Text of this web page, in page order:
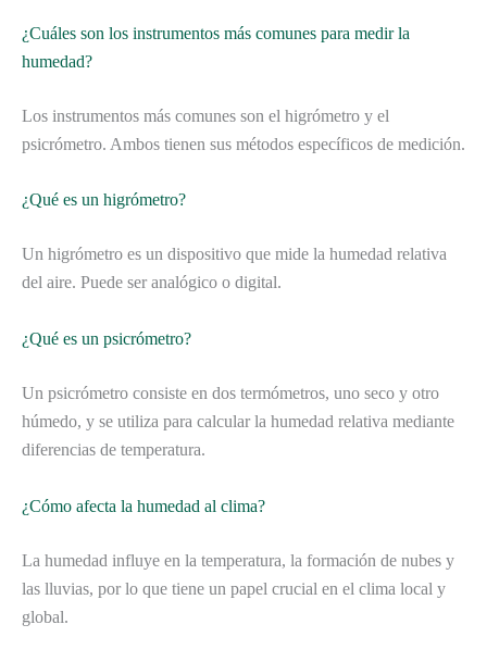
¿Cuáles son los instrumentos más comunes para medir la
humedad?
Los instrumentos más comunes son el higrómetro y el
psicrómetro. Ambos tienen sus métodos específicos de medición.
¿Qué es un higrómetro?
Un higrómetro es un dispositivo que mide la humedad relativa
del aire. Puede ser analógico o digital.
¿Qué es un psicrómetro?
Un psicrómetro consiste en dos termómetros, uno seco y otro
húmedo, y se utiliza para calcular la humedad relativa mediante
diferencias de temperatura.
¿Cómo afecta la humedad al clima?
La humedad influye en la temperatura, la formación de nubes y
las lluvias, por lo que tiene un papel crucial en el clima local y
global.